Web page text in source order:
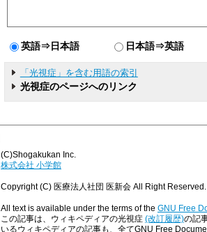
英語⇒日本語 日本語⇒英語
「光視症」を含む用語の索引
光視症のページへのリンク
(C)Shogakukan Inc.
株式会社 小学館
Copyright (C) 医療法人社団 医新会 All Right Reserved.
All text is available under the terms of the GNU Free
この記事は、ウィキペディアの光視症 (改訂履歴)の記
いるウィキペディアの記事も、全てGNU Free